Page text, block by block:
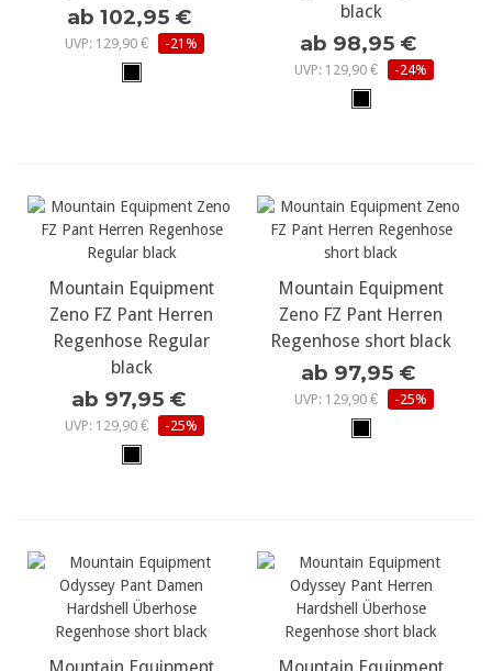
ab 102,95 €
UVP: 129,90 € -21%
black
ab 98,95 €
UVP: 129,90 € -24%
Mountain Equipment
Zeno FZ Pant Herren
Regenhose Regular
black
ab 97,95 €
UVP: 129,90 € -25%
Mountain Equipment
Zeno FZ Pant Herren
Regenhose short black
ab 97,95 €
UVP: 129,90 € -25%